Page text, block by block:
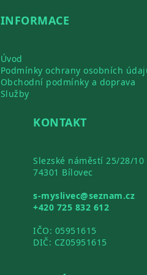
INFORMACE
Úvod
Podmínky ochrany osobních
Obchodní podmínky a doprava
Služby
KONTAKT
Slezské náměstí 25/28/10
74301 Bílovec
s-myslivec@seznam.cz
+420 725 832 612
IČO: 05951615
DIČ: CZ05951615